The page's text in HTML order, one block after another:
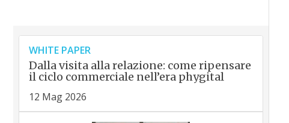
WHITE PAPER
Dalla visita alla relazione: come ripensare
il ciclo commerciale nell’era phygital
12 Mag 2026